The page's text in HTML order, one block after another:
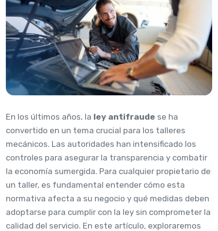
En los últimos años, la ley antifraude se ha
convertido en un tema crucial para los talleres
mecánicos. Las autoridades han intensificado los
controles para asegurar la transparencia y combatir
la economía sumergida. Para cualquier propietario de
un taller, es fundamental entender cómo esta
normativa afecta a su negocio y qué medidas deben
adoptarse para cumplir con la ley sin comprometer la
calidad del servicio. En este artículo, exploraremos